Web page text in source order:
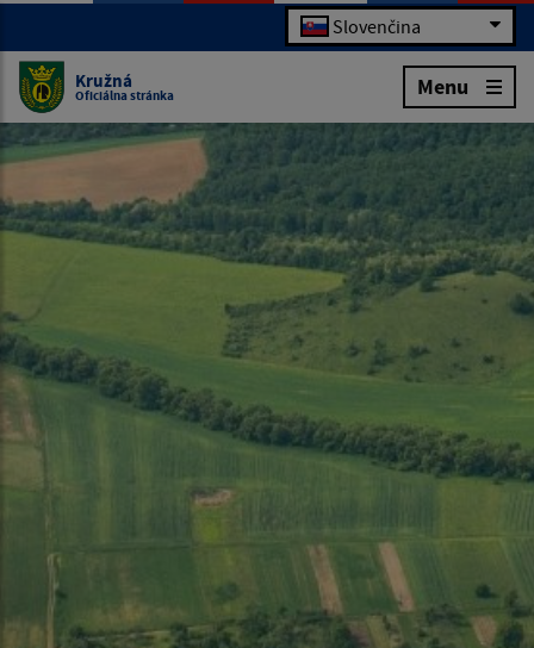
Slovenčina
Kružná
Oficiálna stránka Menu